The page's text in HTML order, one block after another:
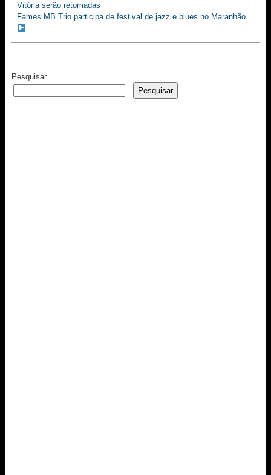
Vitória serão retomadas
Fames MB Trio participa de festival de jazz e blues no Maranhão
Pesquisar
Pesquisar